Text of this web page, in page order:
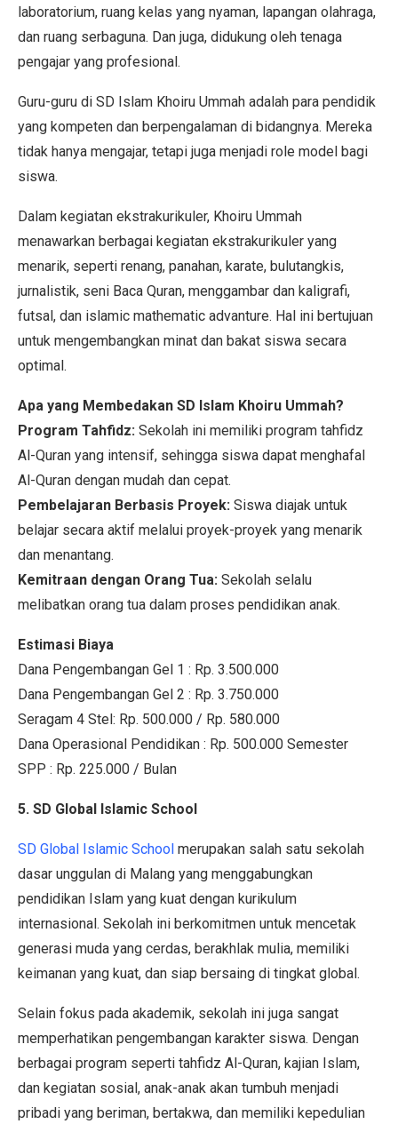
laboratorium, ruang kelas yang nyaman, lapangan olahraga,
dan ruang serbaguna. Dan juga, didukung oleh tenaga
pengajar yang profesional.
Guru-guru di SD Islam Khoiru Ummah adalah para pendidik
yang kompeten dan berpengalaman di bidangnya. Mereka
tidak hanya mengajar, tetapi juga menjadi role model bagi
siswa.
Dalam kegiatan ekstrakurikuler, Khoiru Ummah
menawarkan berbagai kegiatan ekstrakurikuler yang
menarik, seperti renang, panahan, karate, bulutangkis,
jurnalistik, seni Baca Quran, menggambar dan kaligrafi,
futsal, dan islamic mathematic advanture. Hal ini bertujuan
untuk mengembangkan minat dan bakat siswa secara
optimal.
Apa yang Membedakan SD Islam Khoiru Ummah?
Program Tahfidz: Sekolah ini memiliki program tahfidz
Al-Quran yang intensif, sehingga siswa dapat menghafal
Al-Quran dengan mudah dan cepat.
Pembelajaran Berbasis Proyek: Siswa diajak untuk
belajar secara aktif melalui proyek-proyek yang menarik
dan menantang.
Kemitraan dengan Orang Tua: Sekolah selalu
melibatkan orang tua dalam proses pendidikan anak.
Estimasi Biaya
Dana Pengembangan Gel 1 : Rp. 3.500.000
Dana Pengembangan Gel 2 : Rp. 3.750.000
Seragam 4 Stel: Rp. 500.000 / Rp. 580.000
Dana Operasional Pendidikan : Rp. 500.000 Semester
SPP : Rp. 225.000 / Bulan
5. SD Global Islamic School
SD Global Islamic School merupakan salah satu sekolah
dasar unggulan di Malang yang menggabungkan
pendidikan Islam yang kuat dengan kurikulum
internasional. Sekolah ini berkomitmen untuk mencetak
generasi muda yang cerdas, berakhlak mulia, memiliki
keimanan yang kuat, dan siap bersaing di tingkat global.
Selain fokus pada akademik, sekolah ini juga sangat
memperhatikan pengembangan karakter siswa. Dengan
berbagai program seperti tahfidz Al-Quran, kajian Islam,
dan kegiatan sosial, anak-anak akan tumbuh menjadi
pribadi yang beriman, bertakwa, dan memiliki kepedulian